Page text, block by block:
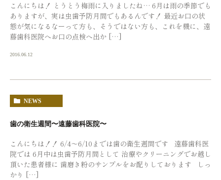
こんにちは！ とうとう梅雨に入りましたね… 6月は雨の季節でも
ありますが、実は虫歯予防月間でもあるんです！ 最近お口の状
態が気になるなーって方も、そうではない方も、これを機に、遠
藤歯科医院へお口の点検へ出か […]
2016.06.12
NEWS
歯の衛生週間〜遠藤歯科医院〜
こんにちは！！ 6/4〜6/10までは歯の衛生週間です 遠藤歯科医
院では 6月中は虫歯予防月間として 治療やクリーニングでお越し
頂いた患者様に 歯磨き粉のサンプルをお配りしております しっ
かり […]